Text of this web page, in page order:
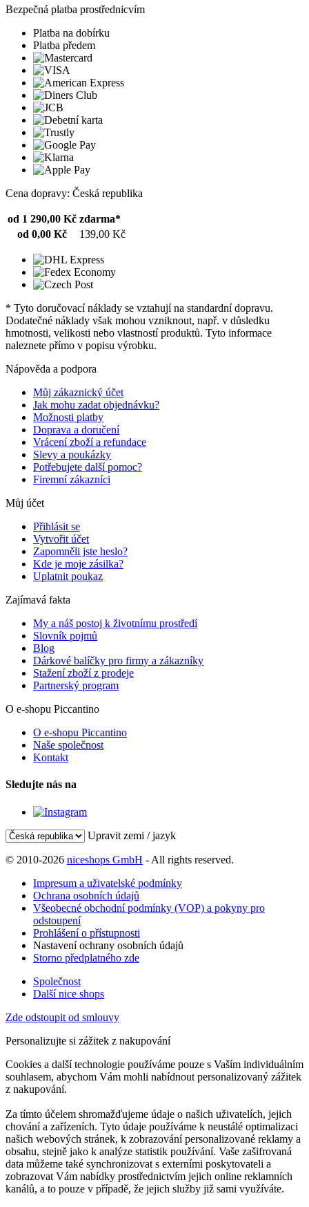
Bezpečná platba prostřednicvím
Platba na dobírku
Platba předem
Cena dopravy: Česká republika
od 1 290,00 Kč zdarma*
od 0,00 Kč
139,00 Kč
* Tyto doručovací náklady se vztahují na standardní dopravu.
Dodatečné náklady však mohou vzniknout, např. v důsledku
hmotnosti, velikosti nebo vlastností produktů. Tyto informace
naleznete přímo v popisu výrobku.
Nápověda a podpora
Můj zákaznický účet
Jak mohu zadat objednávku?
Možnosti platby
Doprava a doručení
Vrácení zboží a refundace
Slevy a poukázky
Potřebujete další pomoc?
Firemní zákazníci
Můj účet
Přihlásit se
Vytvořit účet
Zapomněli jste heslo?
Kde je moje zásilka?
Uplatnit poukaz
Zajímavá fakta
My a náš postoj k životnímu prostředí
Slovník pojmů
Blog
Dárkové balíčky pro firmy a zákazníky
Stažení zboží z prodeje
Partnerský program
O e-shopu Piccantino
O e-shopu Piccantino
Naše společnost
Kontakt
Sledujte nás na
Upravit zemi / jazyk
© 2010-2026 niceshops GmbH - All rights reserved.
Impresum a uživatelské podmínky
Ochrana osobních údajů
Všeobecné obchodní podmínky (VOP) a pokyny pro
odstoupení
Prohlášení o přístupnosti
Nastavení ochrany osobních údajů
Storno předplatného zde
Společnost
Další nice shops
Zde odstoupit od smlouvy
Personalizujte si zážitek z nakupování
Cookies a další technologie používáme pouze s Vaším individuálním
souhlasem, abychom Vám mohli nabídnout personalizovaný zážitek
z nakupování.
Za tímto účelem shromažďujeme údaje o našich uživatelích, jejich
chování a zařízeních. Tyto údaje používáme k neustálé optimalizaci
našich webových stránek, k zobrazování personalizované reklamy a
obsahu, stejně jako k analýze statistik používání. Vaše zašifrovaná
data můžeme také synchronizovat s externími poskytovateli a
zobrazovat Vám nabídky prostřednictvím jejich online reklamních
kanálů, a to pouze v případě, že jejich služby již sami využíváte.